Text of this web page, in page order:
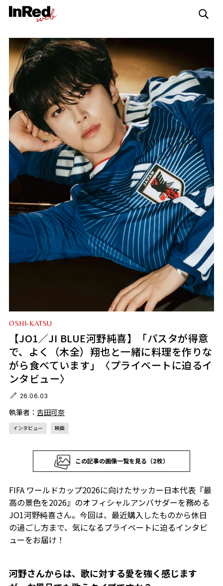
OSHI-KATSU
【JO1／JI BLUE河野純喜】「パスタが得意
で、よく（木全）翔也と一緒に料理を作りな
がら食べています」〈プライベートに迫るイ
ンタビュー〉
26.06.03
執筆者： 吉田可奈
インタビュー 映画
この記事の画像一覧を見る（2枚）
FIFA ワールドカップ2026に向けたサッカー日本代表『最
高の景色を2026』のオフィシャルアンバサダーを務める
JO1河野純喜さん。今回は、最近購入したものから休日
の過ごし方まで、気になるプライベートに迫るインタビ
ューをお届け！
――河野さんからは、歌に対する愛を強く感じます